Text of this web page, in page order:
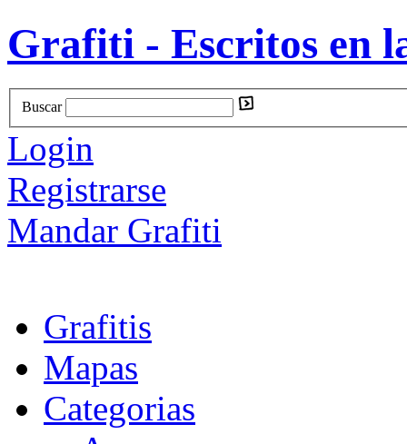
Grafiti - Escritos en
Buscar
Login
Registrarse
Mandar Grafiti
Grafitis
Mapas
Categorias